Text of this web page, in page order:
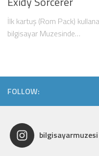
İlk kartuş (Rom Pack)
bilgisayar Muzesinde…
FOLLOW:
bilgisayarmuzesi